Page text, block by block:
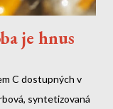
je hnus
C dostupných v
syntetizovaná